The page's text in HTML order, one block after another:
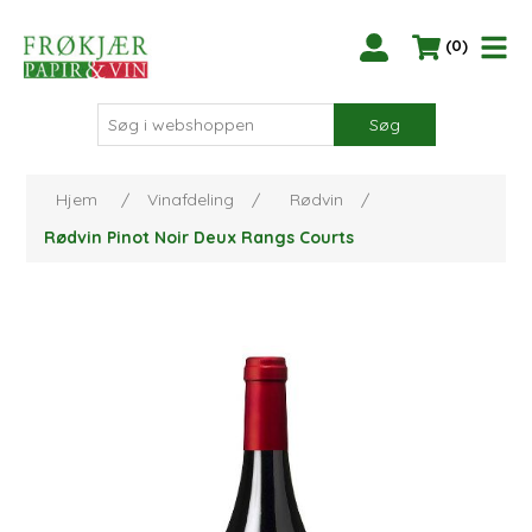
(0)
Søg
Hjem / Vinafdeling / Rødvin
/
Rødvin Pinot Noir Deux Rangs Courts